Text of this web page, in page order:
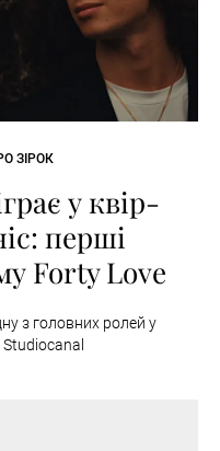
ЗІРОК
у квір-
перші
Forty Love
з головних ролей у
Studiocanal